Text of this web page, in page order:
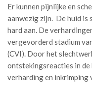
Er kunnen pijnlijke en
aanwezig zijn. De huid is
hard aan. De
vergevorderd stadium
(CVI). Door het
ontstekingsreacties in
verharding en inkrimping